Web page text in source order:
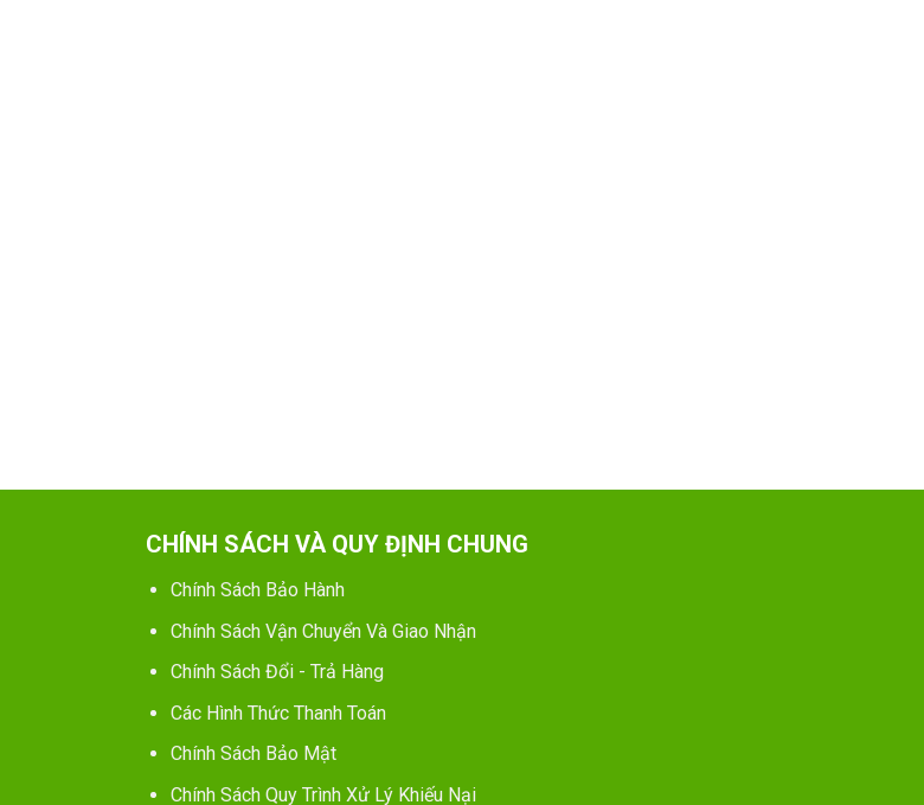
CHÍNH SÁCH VÀ QUY ĐỊNH CHUNG
Chính Sách Bảo Hành
Chính Sách Vận Chuyển Và Giao Nhận
Chính Sách Đổi - Trả Hàng
Các Hình Thức Thanh Toán
Chính Sách Bảo Mật
Chính Sách Quy Trình Xử Lý Khiếu Nại